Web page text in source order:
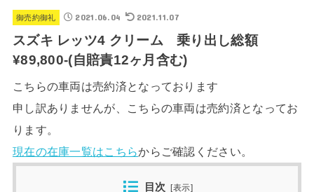
御売約御礼 2021.06.04 2021.11.07
スズキ レッツ4 クリーム 乗り出し総額
¥89,800-(自賠責12ヶ月含む)
こちらの車両は売約済となっております
申し訳ありませんが、こちらの車両は売約済となってお
ります。
現在の在庫一覧はこちらからご確認ください。
目次 [表示]